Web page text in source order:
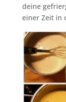
deine
einer Zeit in